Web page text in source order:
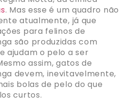
. Mas esse é um quadro não
atualmente, já que
para felinos de
são produzidas com
ajudam o pelo a ser
assim, gatos de
devem, inevitavelmente,
bolas de pelo do que
curtos.